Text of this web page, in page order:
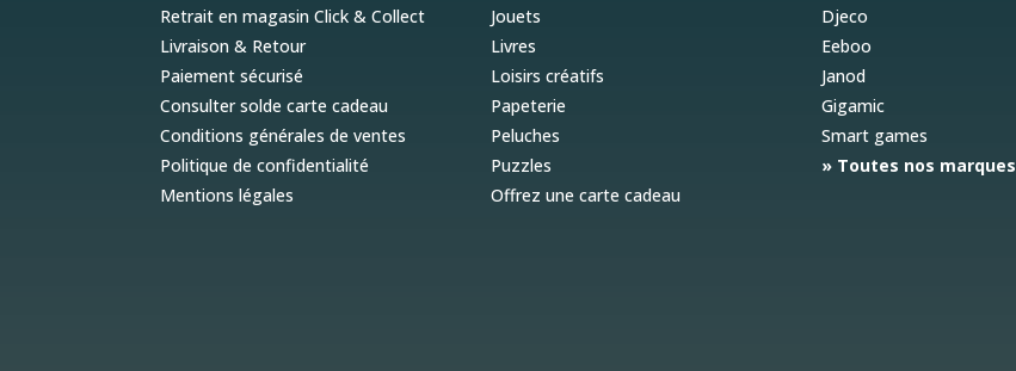
Retrait en magasin Click & Collect
Livraison & Retour
Paiement sécurisé
Consulter solde carte cadeau
Conditions générales de ventes
Politique de confidentialité
Mentions légales
Jouets
Livres
Loisirs créatifs
Papeterie
Peluches
Puzzles
Offrez une carte cadeau
Djeco
Eeboo
Janod
Gigamic
Smart games
» Toutes nos marques